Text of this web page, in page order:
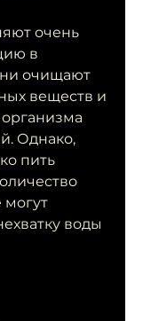
очень
в
очищают
веществ и
Однако,
пить
могут
воды